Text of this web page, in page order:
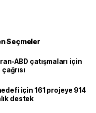
Seçmeler
ABD çatışmaları için
için 161 projeye 914
destek